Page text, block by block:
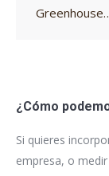
¿Cómo
Si quieres
empresa, o